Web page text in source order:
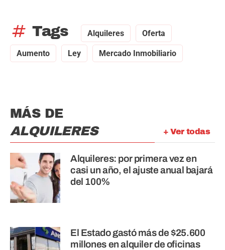
tag Tags Alquileres Oferta
Aumento Ley Mercado Inmobiliario
+ Ver todas
MÁS DE
ALQUILERES
Alquileres: por primera vez en
casi un año, el ajuste anual bajará
del 100%
El Estado gastó más de $25.600
millones en alquiler de oficinas